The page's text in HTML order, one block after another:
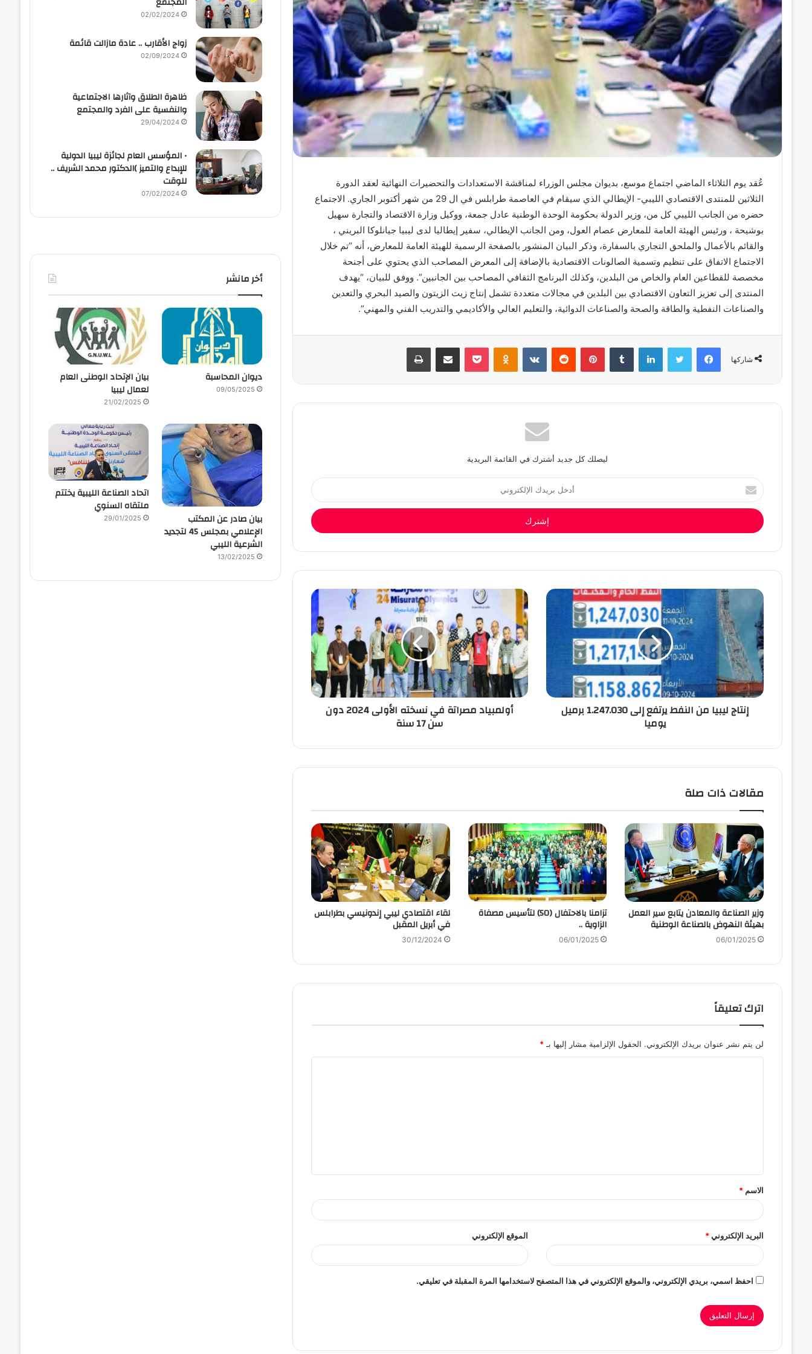
عُقد يوم الثلاثاء الماضي اجتماع موسع، بديوان مجلس الوزراء لمناقشة الاستعدادات والتحضيرات النهائية لعقد الدورة
الثلاثين للمنتدى الاقتصادي الليبي- الإيطالي الذي سيقام في العاصمة طرابلس في ال 29 من شهر أكتوبر الجاري. الاجتماع
حضره من الجانب الليبي كل من، وزير الدولة بحكومة الوحدة الوطنية عادل جمعة، ووكيل وزارة الاقتصاد والتجارة سهيل
بوشيحة ، ورئيس الهيئة العامة للمعارض عصام العول، ومن الجانب الإيطالي، سفير إيطاليا لدى ليبيا جيانلوكا البريني ،
والقائم بالأعمال والملحق التجاري بالسفارة، وذكر البيان المنشور بالصفحة الرسمية للهيئة العامة للمعارض، أنه “تم خلال
الاجتماع الاتفاق على تنظيم وتسمية الصالونات الاقتصادية بالإضافة إلى المعرض المصاحب الذي يحتوي على أجنحة
مخصصة للقطاعين العام والخاص من البلدين، وكذلك البرنامج الثقافي المصاحب بين الجانبين”. ووفق للبيان، “يهدف
المنتدى إلى تعزيز التعاون الاقتصادي بين البلدين في مجالات متعددة تشمل إنتاج زيت الزيتون والصيد البحري والتعدين
والصناعات النفطية والطاقة والصحة والصناعات الدوائية، والتعليم العالي والأكاديمي والتدريب الفني والمهني”.
شاركها
فيسبوك تويتر لينكدإن ‏Tumblr بينتيريست
‏Reddit
‏VKontakte
Odnoklassniki
بوكيت مشاركة عبر البريد طباعة
ليصلك كل جديد أشترك في القائمة البريدية
أدخل
بريدك
الإلكتروني
إنتاج ليبيا من النفط يرتفع إلى 1.247.030 برميل
يوميا
أولمبياد مصراتة في نسخته الأولى 2024 دون
سن 17 سنة
مقالات ذات صلة
وزير الصناعة والمعادن يتابع سير العمل
بهيئة النهوض بالصناعة الوطنية
06/01/2025
تزامنا بالاحتفال (50) لتأسيس مصفاة
الزاوية ..
06/01/2025
لقاء اقتصادي ليبي إندونيسي بطرابلس
في أبريل المقبل
30/12/2024
اترك تعليقاً
لن يتم نشر عنوان بريدك الإلكتروني. الحقول الإلزامية مشار إليها بـ *
ق
*
الاسم *
البريد الإلكتروني* الموقع الإلكتروني
احفظ اسمي، بريدي الإلكتروني، والموقع الإلكتروني في هذا المتصفح لاستخدامها المرة المقبلة في تعليقي.
02/02/2024
زواج الأقارب .. عادة مازالت قائمة
02/09/2024
ظاهرة الطلاق وآثارها الاجتماعية
والنفسية على الفرد والمجتمع
29/04/2024
• المؤسس العام لجائزة ليبيا الدولية
للإبداع والتميز )الدكتور محمد الشريف ..
للوقت
07/02/2024
أخر مانشر
ديوان المحاسبة
09/05/2025
بيان الإتحاد الوطنى العام
لعمال ليبيا
21/02/2025
بيان صادر عن المكتب
الإعلامي بمجلس 45 لتجديد
الشرعية الليبي
13/02/2025
اتحاد الصناعة الليبية يختتم
ملتقاه السنوي
29/01/2025